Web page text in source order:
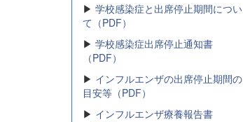
▶ 学校感染症と出席停止期間につい
て（PDF）
▶ 学校感染症出席停止通知書
（PDF）
▶ インフルエンザの出席停止期間の
目安等（PDF）
▶ インフルエンザ療養報告書